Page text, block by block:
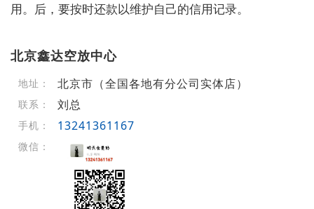
用。后，要按时还款以维护自己的信用记录。
北京鑫达空放中心
地址： 北京市（全国各地有分公司实体店）
联系： 刘总
手机： 13241361167
微信：